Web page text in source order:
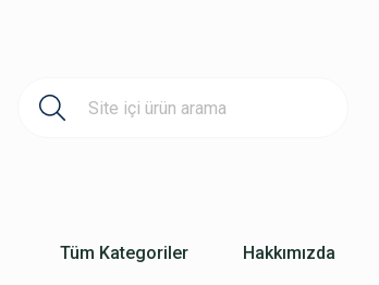
Tüm Kategoriler Hakkımızda